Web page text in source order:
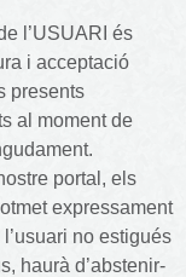
l’USUARI és
i acceptació
presents
al moment de
portal, els
expressament
no estigués
haurà d’abstenir-